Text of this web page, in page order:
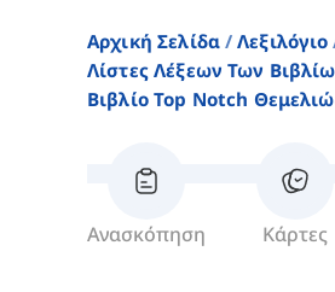
Αρχική Σελίδα
Λεξιλόγιο
Λίστες Λέξεων Των
Βιβλίο Top Notch
Ανασκόπηση Κάρτες